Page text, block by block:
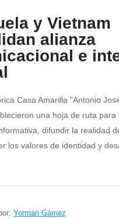
y Vietnam
alianza
e
Casa Amarilla "Antonio
una hoja de ruta para
difundir la realidad
los valores de identidad y
Yorman Gámez